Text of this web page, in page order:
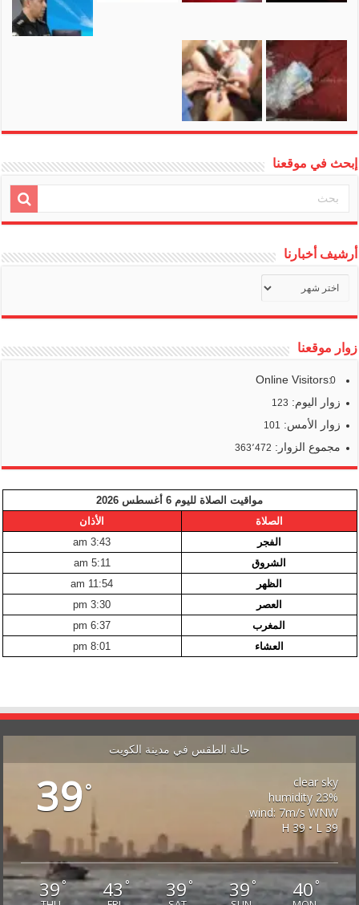
إبحث في موقعنا
أرشيف أخبارنا
أخبارنا
زوار موقعنا
Online Visitors:
0
زوار اليوم: 123
زوار الأمس: 101
مجموع الزوار: 363٬472
مواقيت الصلاة لليوم 6 أغسطس 2026
الصلاة
الأذان
الفجر
3:43 am
الشروق
5:11 am
الظهر
11:54 am
العصر
3:30 pm
المغرب
6:37 pm
العشاء
8:01 pm
حالة الطقس في مدينة الكويت
39°
clear sky
23% humidity
wind: 7m/s WNW
H 39 • L 39
39° 43° 39° 39° 40°